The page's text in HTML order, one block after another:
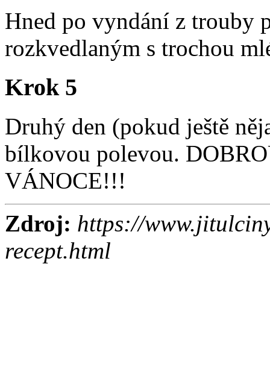
Hned po vyndání z trouby
rozkvedlaným s trochou
Krok 5
Druhý den (pokud ještě
bílkovou polevou.
VÁNOCE!!!
Zdroj: https://
recept.html